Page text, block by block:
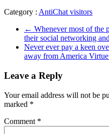
Category : AntiChat visitors
← Whenever most of the
their social networking
Never ever pay a keen
away from America
Leave a Reply
Your email address will not be
marked *
Comment *